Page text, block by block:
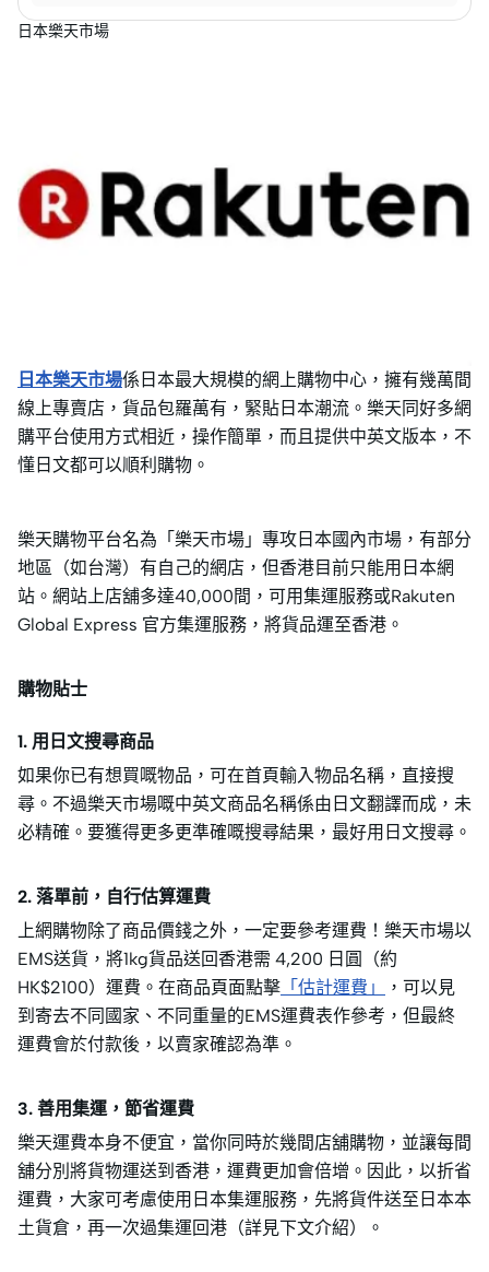
日本樂天市場
日本樂天市場係日本最大規模的網上購物中心，擁有幾萬間
線上專賣店，貨品包羅萬有，緊貼日本潮流。樂天同好多網
購平台使用方式相近，操作簡單，而且提供中英文版本，不
懂日文都可以順利購物。
樂天購物平台名為「樂天市場」專攻日本國內市場，有部分
地區（如台灣）有自己的網店，但香港目前只能用日本網
站。網站上店舖多達40,000間，可用集運服務或Rakuten
Global Express 官方集運服務，將貨品運至香港。
購物貼士
1. 用日文搜尋商品
如果你已有想買嘅物品，可在首頁輸入物品名稱，直接搜
尋。不過樂天市場嘅中英文商品名稱係由日文翻譯而成，未
必精確。要獲得更多更準確嘅搜尋結果，最好用日文搜尋。
2. 落單前，自行估算運費
上網購物除了商品價錢之外，一定要參考運費！樂天市場以
EMS送貨，將1kg貨品送回香港需 4,200 日圓（約
HK$2100）運費。在商品頁面點擊 「估計運費」
，可以見
到寄去不同國家、不同重量的EMS運費表作參考，但最終
運費會於付款後，以賣家確認為準。
3. 善用集運，節省運費
樂天運費本身不便宜，當你同時於幾間店舖購物，並讓每間
舖分別將貨物運送到香港，運費更加會倍增。因此，以折省
運費，大家可考慮使用日本集運服務，先將貨件送至日本本
土貨倉，再一次過集運回港（詳見下文介紹）。